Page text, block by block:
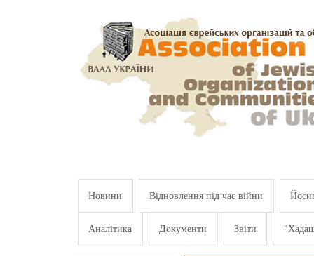
Новини Відновлення під час війни
Аналітика Документи Звіти